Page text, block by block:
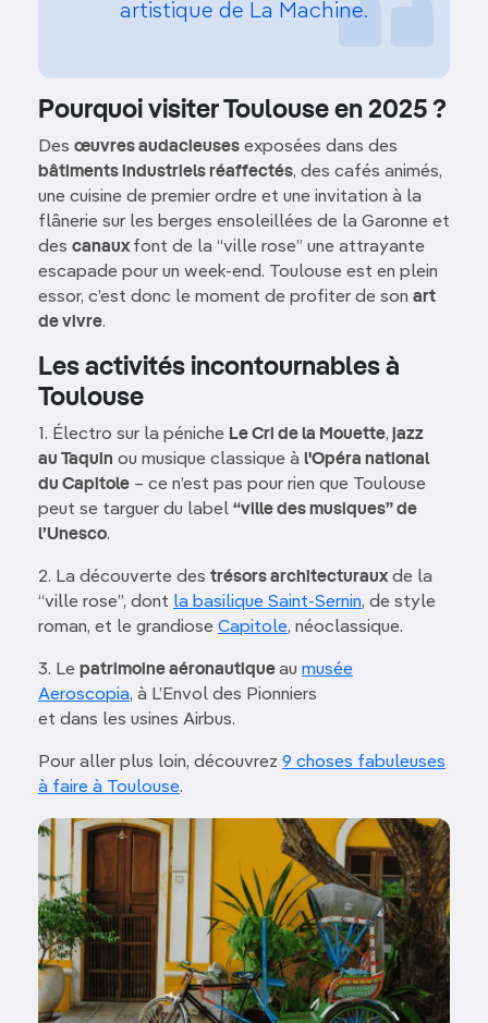
artistique de La Machine.
Pourquoi visiter Toulouse en 2025 ?
Des œuvres audacieuses exposées dans des
bâtiments industriels réaffectés, des cafés animés,
une cuisine de premier ordre et une invitation à la
flânerie sur les berges ensoleillées de la Garonne et
des canauxfont de la “ville rose” une attrayante
escapade pour un week-end. Toulouse est en plein
essor, c’est donc le moment de profiter de son art
de vivre.
Les activités incontournables à
Toulouse
1. Électro sur la péniche Le Cri de la Mouette, jazz
au Taquin ou musique classique à l'Opéra national
du Capitole – ce n’est pas pour rien que Toulouse
peut se targuer du label “ville des musiques” de
l’Unesco.
2. La découverte des trésors architecturauxde la
“ville rose”, dont la basilique Saint-Sernin, de style
roman, et le grandiose Capitole, néoclassique.
3. Le patrimoine aéronautiqueau musée
Aeroscopia, à L’Envol des Pionniers
et dans les usines Airbus.
Pour aller plus loin, découvrez 9 choses fabuleuses
à faire à Toulouse.
Image